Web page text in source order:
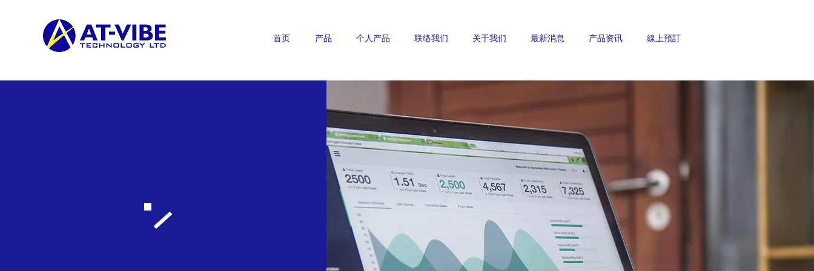
首页 产品 个人产品 联络我们 关于我们 最新消息 产品资讯 線上預訂